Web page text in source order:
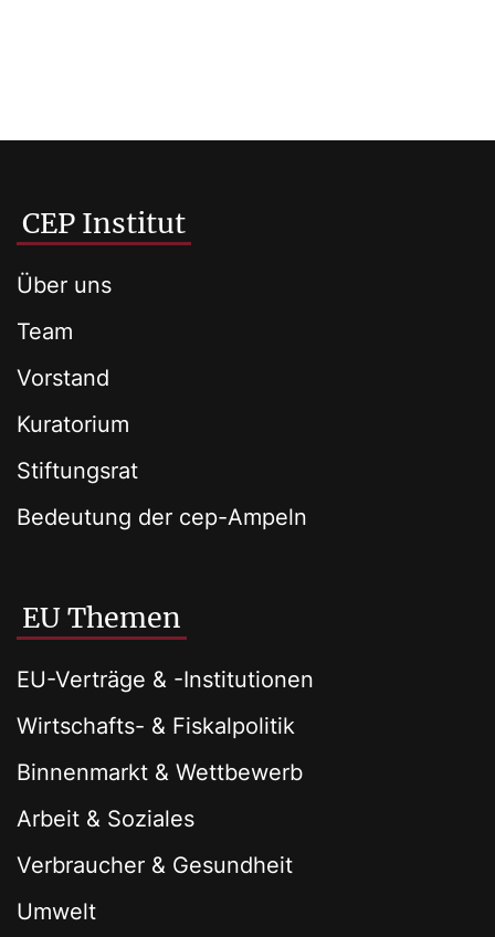
CEP Institut
Über uns
Team
Vorstand
Kuratorium
Stiftungsrat
Bedeutung der cep-Ampeln
EU Themen
EU-Verträge & -Institutionen
Wirtschafts- & Fiskalpolitik
Binnenmarkt & Wettbewerb
Arbeit & Soziales
Verbraucher & Gesundheit
Umwelt